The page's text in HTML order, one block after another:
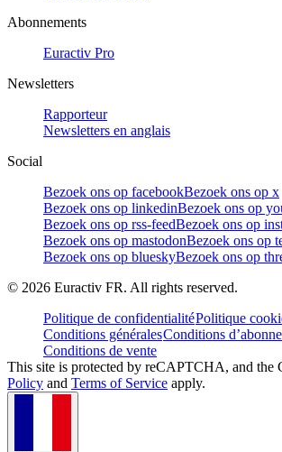
Abonnements
Euractiv Pro
Newsletters
Rapporteur
Newsletters en anglais
Social
Bezoek ons op facebookBezoek ons op x
Bezoek ons op linkedinBezoek ons op
Bezoek ons op rss-feedBezoek ons op
Bezoek ons op mastodonBezoek ons op
Bezoek ons op blueskyBezoek ons op
© 2026 Euractiv FR. All rights reserved.
Politique de confidentialitéPolitique
Conditions généralesConditions
Conditions de vente
This site is protected by reCAPTCHA, and the
Policy and Terms of Service apply.